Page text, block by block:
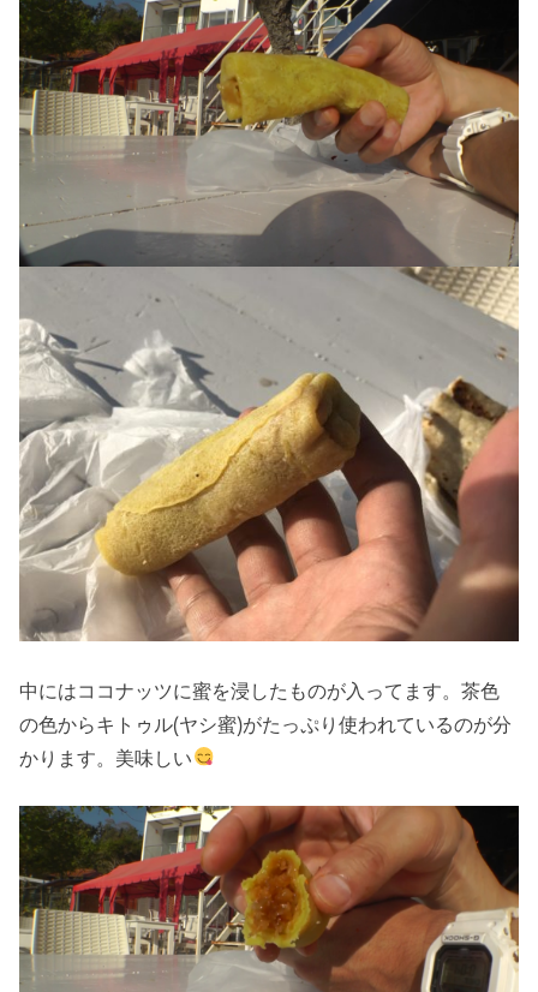
中にはココナッツに蜜を浸したものが入ってます。茶色
の色からキトゥル(ヤシ蜜)がたっぷり使われているのが分
かります。美味しい